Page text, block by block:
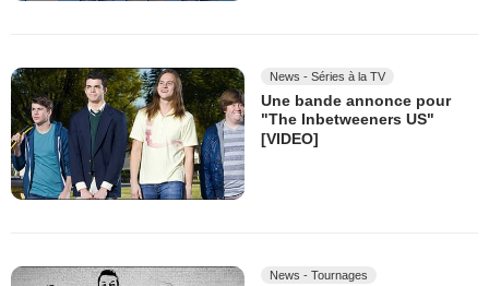
News - Séries à la TV
Une bande annonce pour
"The Inbetweeners US"
[VIDEO]
News - Tournages